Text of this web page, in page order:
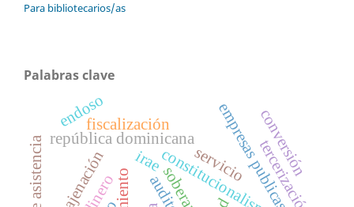
Para bibliotecarios/as
Palabras clave
república dominicana
fiscalización empresas publicas
irae tercerización
conversión
enajenación servicio
endoso